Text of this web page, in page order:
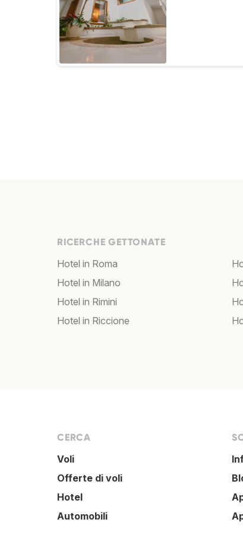
RICERCHE GETTONATE
Hotel in Roma
Hotel in Milano
Hotel in Rimini
Hotel in Riccione
CERCA
Voli
Offerte di voli
Hotel
Automobili